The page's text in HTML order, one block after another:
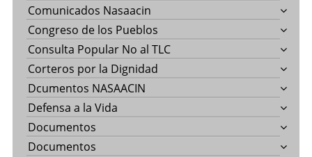
Comunicados Nasaacin
Congreso de los Pueblos
Consulta Popular No al TLC
Corteros por la Dignidad
Dcumentos NASAACIN
Defensa a la Vida
Documentos
Documentos